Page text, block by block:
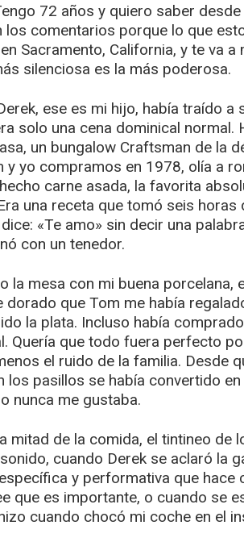
72 años y quiero saber
los comentarios porque lo que
Sacramento, California, y te va
silenciosa es la más poderosa.
ese es mi hijo, había traído
solo una cena dominical normal.
un bungalow Craftsman de la
y yo compramos en 1978, olía a
carne asada, la favorita
una receta que tomó seis
«Te amo» sin decir una
con un tenedor.
la mesa con mi buena porcelana,
dorado que Tom me había
la plata. Incluso había
Quería que todo fuera perfecto
el ruido de la familia. Desde
los pasillos se había convertido
nunca me gustaba.
mitad de la comida, el tintineo de
cuando Derek se aclaró la
y performativa que hace
que es importante, o cuando se
cuando chocó mi coche en el